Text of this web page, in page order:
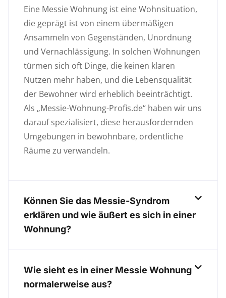
Eine Messie Wohnung ist eine Wohnsituation,
die geprägt ist von einem übermäßigen
Ansammeln von Gegenständen, Unordnung
und Vernachlässigung. In solchen Wohnungen
türmen sich oft Dinge, die keinen klaren
Nutzen mehr haben, und die Lebensqualität
der Bewohner wird erheblich beeinträchtigt.
Als „Messie-Wohnung-Profis.de“ haben wir uns
darauf spezialisiert, diese herausfordernden
Umgebungen in bewohnbare, ordentliche
Räume zu verwandeln.
Können Sie das Messie-Syndrom
erklären und wie äußert es sich in einer
Wohnung?
Wie sieht es in einer Messie Wohnung
normalerweise aus?